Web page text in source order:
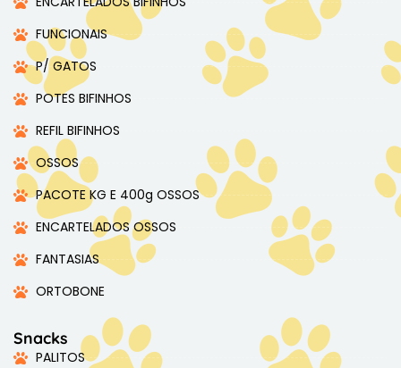
FUNCIONAIS
P/ GATOS
POTES BIFINHOS
REFIL BIFINHOS
OSSOS
PACOTE KG E 400g OSSOS
ENCARTELADOS OSSOS
FANTASIAS
ORTOBONE
Snacks
PALITOS